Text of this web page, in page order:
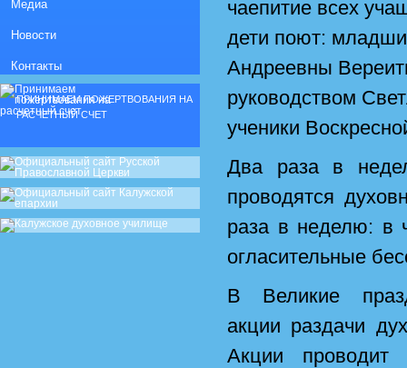
чаепитие всех
дети поют:
Андреевны
руководством
ученики
Два раза в
проводятся
раза в неделю: в
огласительные
В Великие
акции раздачи
Акции проводит
Медиа
Новости
Контакты
ПРИНИМАЕМ ПОЖЕРТВОВАНИЯ НА
РАСЧЕТНЫЙ СЧЕТ